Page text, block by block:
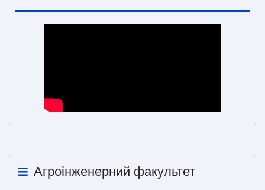
Агроінженерний факультет